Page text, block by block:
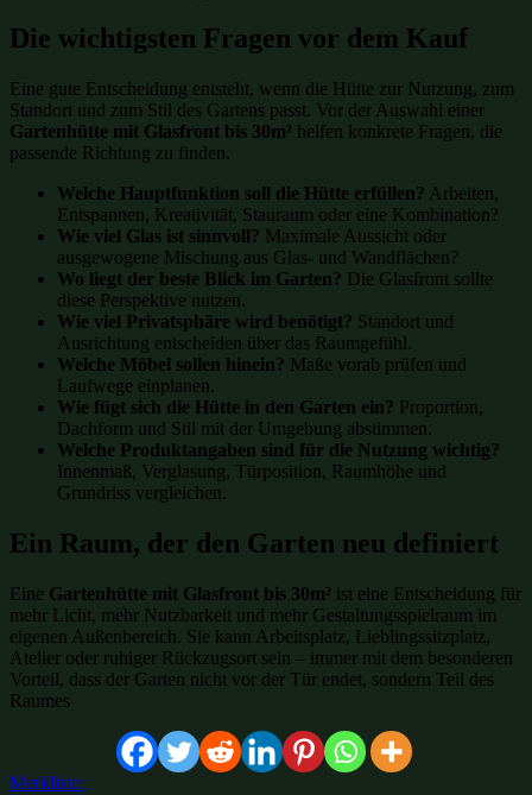
Die wichtigsten Fragen vor dem Kauf
Eine gute Entscheidung entsteht, wenn die Hütte zur Nutzung, zum
Standort und zum Stil des Gartens passt. Vor der Auswahl einer
Gartenhütte mit Glasfront bis 30m² helfen konkrete Fragen, die
passende Richtung zu finden.
Welche Hauptfunktion soll die Hütte erfüllen? Arbeiten,
Entspannen, Kreativität, Stauraum oder eine Kombination?
Wie viel Glas ist sinnvoll? Maximale Aussicht oder
ausgewogene Mischung aus Glas- und Wandflächen?
Wo liegt der beste Blick im Garten? Die Glasfront sollte
diese Perspektive nutzen.
Wie viel Privatsphäre wird benötigt? Standort und
Ausrichtung entscheiden über das Raumgefühl.
Welche Möbel sollen hinein? Maße vorab prüfen und
Laufwege einplanen.
Wie fügt sich die Hütte in den Garten ein? Proportion,
Dachform und Stil mit der Umgebung abstimmen.
Welche Produktangaben sind für die Nutzung wichtig?
Innenmaß, Verglasung, Türposition, Raumhöhe und
Grundriss vergleichen.
Ein Raum, der den Garten neu definiert
Eine Gartenhütte mit Glasfront bis 30m² ist eine Entscheidung für
mehr Licht, mehr Nutzbarkeit und mehr Gestaltungsspielraum im
eigenen Außenbereich. Sie kann Arbeitsplatz, Lieblingssitzplatz,
Atelier oder ruhiger Rückzugsort sein – immer mit dem besonderen
Vorteil, dass der Garten nicht vor der Tür endet, sondern Teil des
Raumes
Merkliste: